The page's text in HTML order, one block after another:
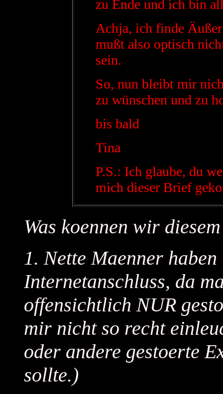
zu Ende und ich bin
Achja, ich finde
mußt also optisch
sein.
So, nun bleibt mir
zu wünschen und zu
bis bald
Tina
P.S.: Ich glaube, du
mich dieser Brief
Was koennen wir
1. Nette Maenner
Internetanschluss, da
offensichtlich NUR
mir nicht so recht
oder andere gestoerte
sollte.)